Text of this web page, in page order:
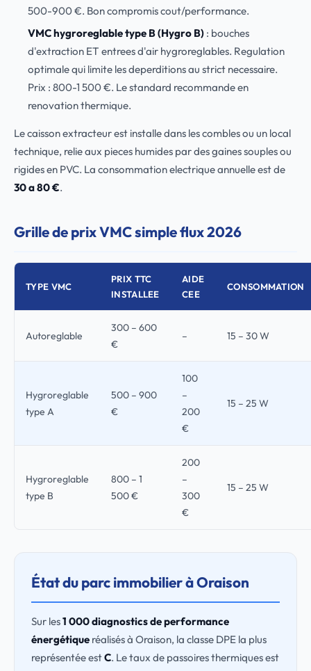
500-900 €. Bon compromis cout/performance.
VMC hygroreglable type B (Hygro B): bouches
d'extraction ET entrees d'air hygroreglables. Regulation
optimale qui limite les deperditions au strict necessaire.
Prix : 800-1 500 €. Le standard recommande en
renovation thermique.
Le caisson extracteur est installe dans les combles ou un local
technique, relie aux pieces humides par des gaines souples ou
rigides en PVC. La consommation electrique annuelle est de
30 a 80 €.
Grille de prix VMC simple flux 2026
TYPE VMC
PRIX TTC
INSTALLEE
AIDE
CEE
CONSOMMATION
Autoreglable
300 – 600
€
– 15 – 30 W
Hygroreglable
type A
500 – 900
€
100
–
200
€
15 – 25 W
Hygroreglable
type B
800 – 1
500 €
200
–
300
€
15 – 25 W
État du parc immobilier à Oraison
Sur les1 000 diagnostics de performance
énergétique réalisés à Oraison, la classe DPE la plus
représentée estC. Le taux de passoires thermiques est